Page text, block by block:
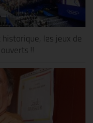
les jeux de
!!